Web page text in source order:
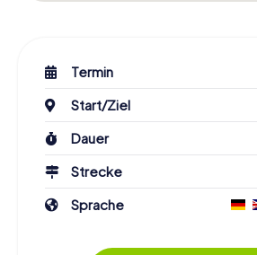
Termin
Start/Ziel
Dauer
Strecke
Sprache